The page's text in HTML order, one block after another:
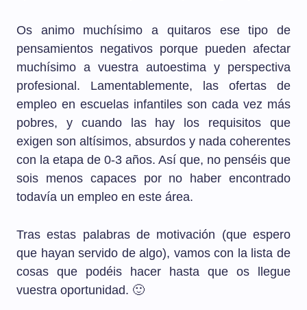
Os animo muchísimo a quitaros ese tipo de
pensamientos negativos porque pueden afectar
muchísimo a vuestra autoestima y perspectiva
profesional. Lamentablemente, las ofertas de
empleo en escuelas infantiles son cada vez más
pobres, y cuando las hay los requisitos que
exigen son altísimos, absurdos y nada coherentes
con la etapa de 0-3 años. Así que, no penséis que
sois menos capaces por no haber encontrado
todavía un empleo en este área.
Tras estas palabras de motivación (que espero
que hayan servido de algo), vamos con la lista de
cosas que podéis hacer hasta que os llegue
vuestra oportunidad. 🙂